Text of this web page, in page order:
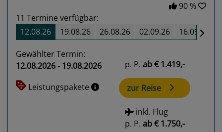
90 %
11 Termine verfügbar:
12.08.26
19.08.26 26.08.26 02.09.26 16.09.26
Gewählter Termin:
12.08.2026 - 19.08.2026
Leistungspakete
p. P. ab€ 1.419,-
zur Reise
inkl. Flug
p. P. ab€ 1.750,-